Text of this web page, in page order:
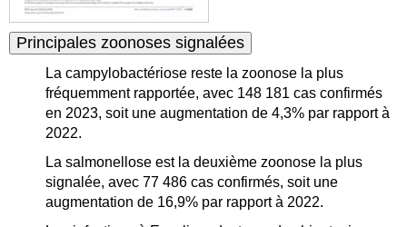
Principales zoonoses signalées
La campylobactériose reste la zoonose la plus
fréquemment rapportée, avec 148 181 cas confirmés
en 2023, soit une augmentation de 4,3% par rapport à
2022.
La salmonellose est la deuxième zoonose la plus
signalée, avec 77 486 cas confirmés, soit une
augmentation de 16,9% par rapport à 2022.